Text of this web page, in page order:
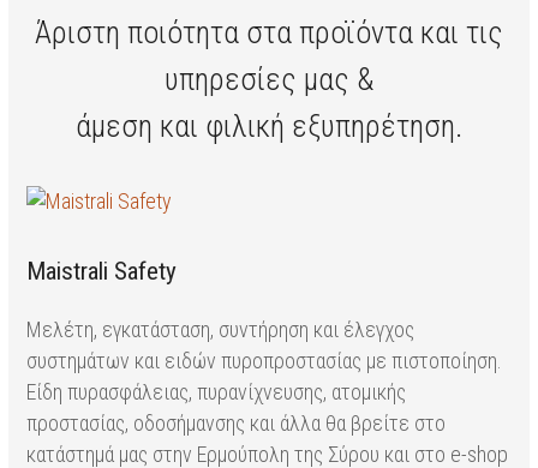
Άριστη ποιότητα στα προϊόντα και τις
υπηρεσίες μας &
άμεση και φιλική εξυπηρέτηση.
Maistrali Safety
Μελέτη, εγκατάσταση, συντήρηση και έλεγχος
συστημάτων και ειδών πυροπροστασίας με πιστοποίηση.
Είδη πυρασφάλειας, πυρανίχνευσης, ατομικής
προστασίας, οδοσήμανσης και άλλα θα βρείτε στο
κατάστημά μας στην Ερμούπολη της Σύρου και στο e-shop